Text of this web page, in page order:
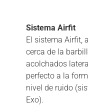
Sistema Airfit
El sistema Airfit,
cerca de la
acolchados
perfecto a la
nivel de ruido
Exo).